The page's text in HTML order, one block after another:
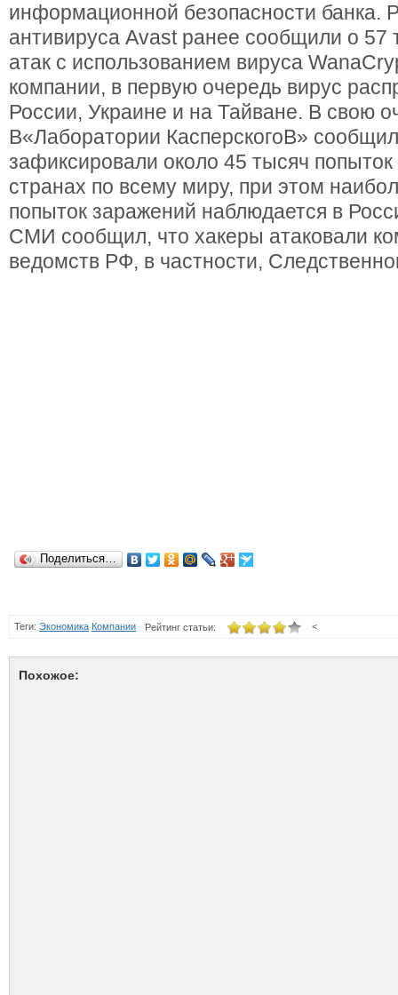
информационной безопасности банка.
антивируса Avast ранее сообщили о 57
атак с использованием вируса
компании, в первую очередь вирус
России, Украине и на Тайване. В свою
В«Лаборатории КасперскогоВ»
зафиксировали около 45 тысяч попыток
странах по всему миру, при этом
попыток заражений наблюдается в
СМИ сообщил, что хакеры атаковали
ведомств РФ, в частности,
Поделиться…
Теги: Экономика Компании <
Рейтинг статьи:
Похожое: